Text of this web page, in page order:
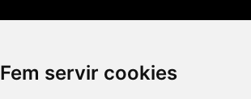
Fem servir cookies